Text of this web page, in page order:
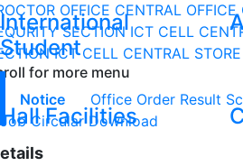
International
Student
Hall Facilities
OFFICE CENTRAL OFFICE
SECTION ICT CELL
ICT CELL CENTRAL STORE
for more menu
Notice
Office Order Result
Job Circular Download